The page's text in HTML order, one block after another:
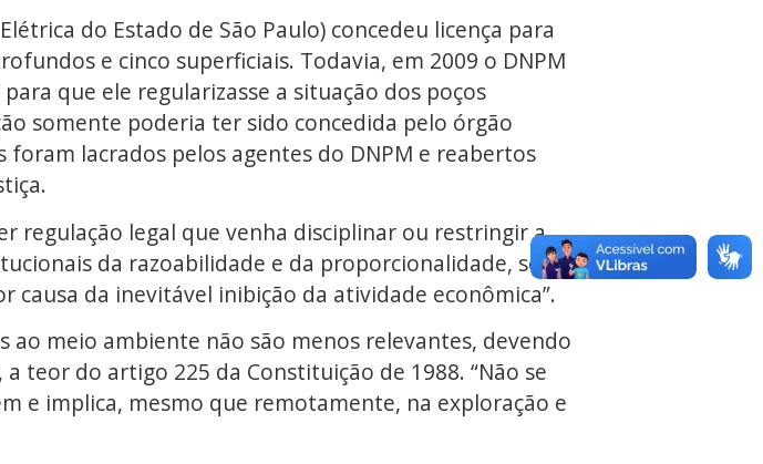
do Estado de São Paulo) concedeu licença para
e cinco superficiais. Todavia, em 2009 o DNPM
que ele regularizasse a situação dos poços
somente poderia ter sido concedida pelo órgão
foram lacrados pelos agentes do DNPM e reabertos
regulação legal que venha disciplinar ou restringir a
da razoabilidade e da proporcionalidade, sob
da inevitável inibição da atividade econômica”.
meio ambiente não são menos relevantes, devendo
teor do artigo 225 da Constituição de 1988. “Não se
e implica, mesmo que remotamente, na exploração e